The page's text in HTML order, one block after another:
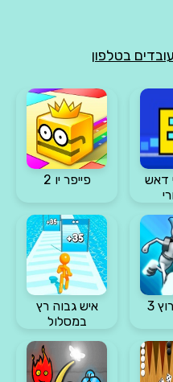
בטלפון
דאש
פייפר יו 2
3
איש גבוה רץ
במסלול